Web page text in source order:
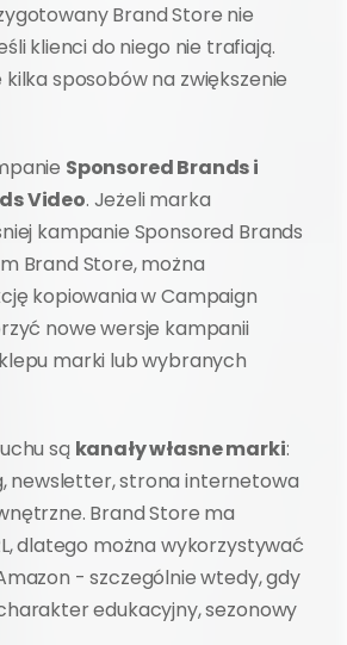
Brand Store nie
klienci do niego nie trafiają.
sposobów na zwiększenie
Sponsored Brands i
Video. Jeżeli marka
kampanie Sponsored Brands
Brand Store, można
kopiowania w Campaign
nowe wersje kampanii
marki lub wybranych
są kanały własne marki:
newsletter, strona internetowa
Brand Store ma
dlatego można wykorzystywać
- szczególnie wtedy, gdy
edukacyjny, sezonowy